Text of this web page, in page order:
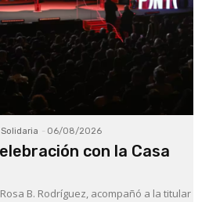
- 06/08/2026
con la Casa
B. Rodríguez, acompañó a la titular